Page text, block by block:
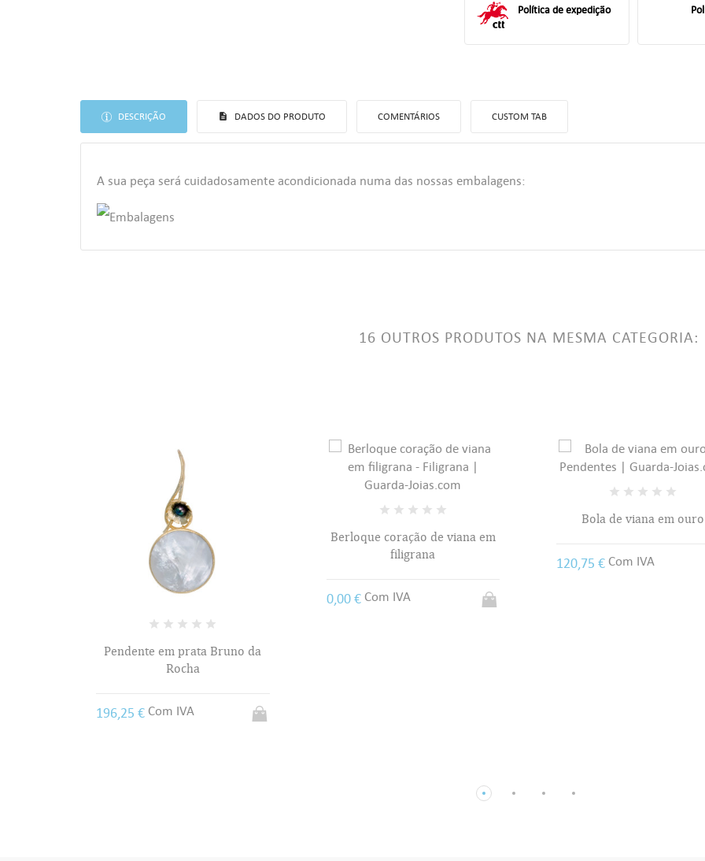
Política de expedição
DESCRIÇÃO DADOS DO PRODUTO COMENTÁRIOS CUSTOM TAB
A sua peça será cuidadosamente acondicionada numa das nossas embalagens:
16 OUTROS PRODUTOS NA MESMA CATEGORIA:
Berloque coração de viana em
filigrana
Com IVA
Bola de viana em ouro
Com IVA
Pendente em prata
((TITLE))